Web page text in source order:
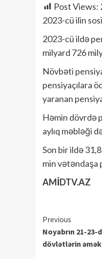
Post Views:
2023-cü ilin
2023-cü ildə
milyard 726
Növbəti
pensiyaçılara
yaranan
Həmin dövrdə
aylıq məbləği
Son bir ildə
min vətəndaşa
AMİDTV.AZ
Continue
Reading
Previous
Noyabrın 21-
dövlətlərin